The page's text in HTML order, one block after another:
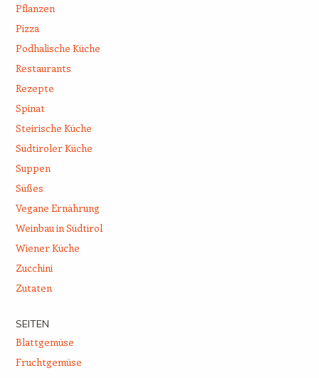
Pflanzen
Pizza
Podhalische Küche
Restaurants
Rezepte
Spinat
Steirische Küche
Südtiroler Küche
Suppen
Süßes
Vegane Ernährung
Weinbau in Südtirol
Wiener Küche
Zucchini
Zutaten
SEITEN
Blattgemüse
Fruchtgemüse